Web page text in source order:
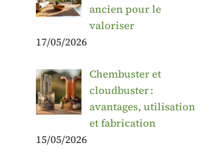
ancien pour le
valoriser
17/05/2026
Chembuster et
cloudbuster :
avantages, utilisation
et fabrication
15/05/2026